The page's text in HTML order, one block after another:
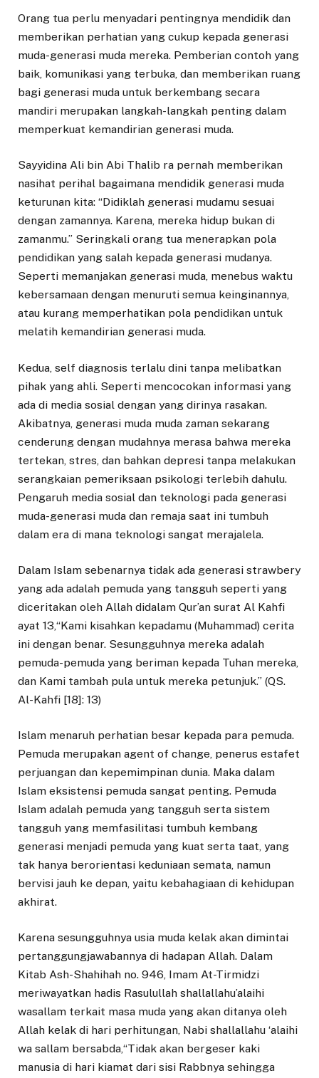
Orang tua perlu menyadari pentingnya mendidik dan
memberikan perhatian yang cukup kepada generasi
muda-generasi muda mereka. Pemberian contoh yang
baik, komunikasi yang terbuka, dan memberikan ruang
bagi generasi muda untuk berkembang secara
mandiri merupakan langkah-langkah penting dalam
memperkuat kemandirian generasi muda.
Sayyidina Ali bin Abi Thalib ra pernah memberikan
nasihat perihal bagaimana mendidik generasi muda
keturunan kita: “Didiklah generasi mudamu sesuai
dengan zamannya. Karena, mereka hidup bukan di
zamanmu.” Seringkali orang tua menerapkan pola
pendidikan yang salah kepada generasi mudanya.
Seperti memanjakan generasi muda, menebus waktu
kebersamaan dengan menuruti semua keinginannya,
atau kurang memperhatikan pola pendidikan untuk
melatih kemandirian generasi muda.
Kedua, self diagnosis terlalu dini tanpa melibatkan
pihak yang ahli. Seperti mencocokan informasi yang
ada di media sosial dengan yang dirinya rasakan.
Akibatnya, generasi muda muda zaman sekarang
cenderung dengan mudahnya merasa bahwa mereka
tertekan, stres, dan bahkan depresi tanpa melakukan
serangkaian pemeriksaan psikologi terlebih dahulu.
Pengaruh media sosial dan teknologi pada generasi
muda-generasi muda dan remaja saat ini tumbuh
dalam era di mana teknologi sangat merajalela.
Dalam Islam sebenarnya tidak ada generasi strawbery
yang ada adalah pemuda yang tangguh seperti yang
diceritakan oleh Allah didalam Qur’an surat Al Kahfi
ayat 13,“Kami kisahkan kepadamu (Muhammad) cerita
ini dengan benar. Sesungguhnya mereka adalah
pemuda-pemuda yang beriman kepada Tuhan mereka,
dan Kami tambah pula untuk mereka petunjuk.” (QS.
Al-Kahfi [18]: 13)
Islam menaruh perhatian besar kepada para pemuda.
Pemuda merupakan agent of change, penerus estafet
perjuangan dan kepemimpinan dunia. Maka dalam
Islam eksistensi pemuda sangat penting. Pemuda
Islam adalah pemuda yang tangguh serta sistem
tangguh yang memfasilitasi tumbuh kembang
generasi menjadi pemuda yang kuat serta taat, yang
tak hanya berorientasi keduniaan semata, namun
bervisi jauh ke depan, yaitu kebahagiaan di kehidupan
akhirat.
Karena sesungguhnya usia muda kelak akan dimintai
pertanggungjawabannya di hadapan Allah. Dalam
Kitab Ash-Shahihah no. 946, Imam At-Tirmidzi
meriwayatkan hadis Rasulullah shallallahu’alaihi
wasallam terkait masa muda yang akan ditanya oleh
Allah kelak di hari perhitungan, Nabi shallallahu ‘alaihi
wa sallam bersabda,“Tidak akan bergeser kaki
manusia di hari kiamat dari sisi Rabbnya sehingga